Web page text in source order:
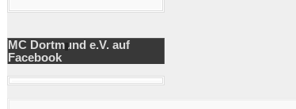
MC Dortmund e.V. auf
Facebook